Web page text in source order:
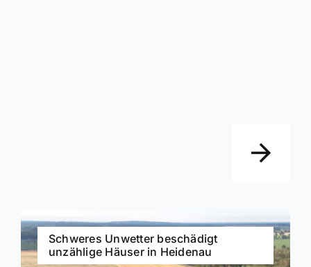
Schweres Unwetter beschädigt
unzählige Häuser in Heidenau